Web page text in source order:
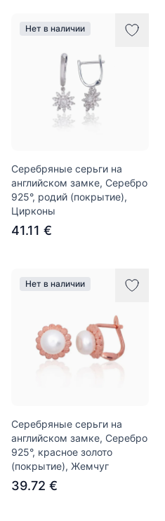
Нет в наличии
Серебряные серьги на
английском замке, Серебро
925°, родий (покрытие),
Цирконы
41.11 €
Нет в наличии
Серебряные серьги на
английском замке, Серебро
925°, красное золото
(покрытие), Жемчуг
39.72 €